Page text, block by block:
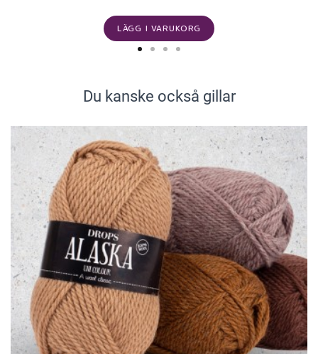
LÄGG I VARUKORG
Du kanske också gillar